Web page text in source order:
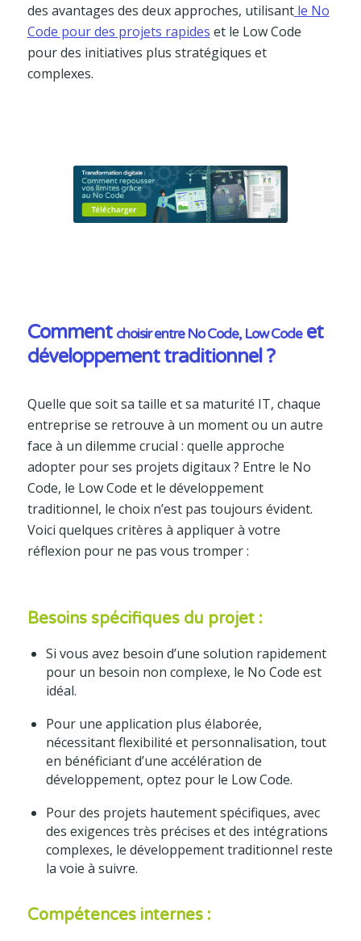
des avantages des deux approches, utilisantle No
Code pour des projets rapides et le Low Code
pour des initiatives plus stratégiques et
complexes.
Comment choisir entre No Code, Low Codeet
développement traditionnel ?
Quelle que soit sa taille et sa maturité IT, chaque
entreprise se retrouve à un moment ou un autre
face à un dilemme crucial : quelle approche
adopter pour ses projets digitaux ? Entre le No
Code, le Low Code et le développement
traditionnel, le choix n’est pas toujours évident.
Voici quelques critères à appliquer à votre
réflexion pour ne pas vous tromper :
Besoins spécifiques du projet :
Si vous avez besoin d’une solution rapidement
pour un besoin non complexe, le No Code est
idéal.
Pour une application plus élaborée,
nécessitant flexibilité et personnalisation, tout
en bénéficiant d’une accélération de
développement, optez pour le Low Code.
Pour des projets hautement spécifiques, avec
des exigences très précises et des intégrations
complexes, le développement traditionnel reste
la voie à suivre.
Compétences internes :